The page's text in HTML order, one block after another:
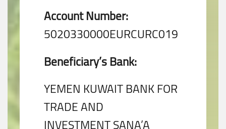
Account Number:
5020330000EURCURC019
Beneficiary’s Bank:
YEMEN KUWAIT BANK FOR
TRADE AND